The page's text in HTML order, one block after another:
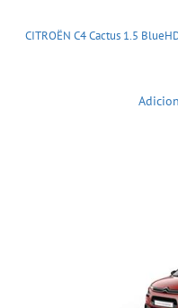
CITROËN C4 Cactus 1.5